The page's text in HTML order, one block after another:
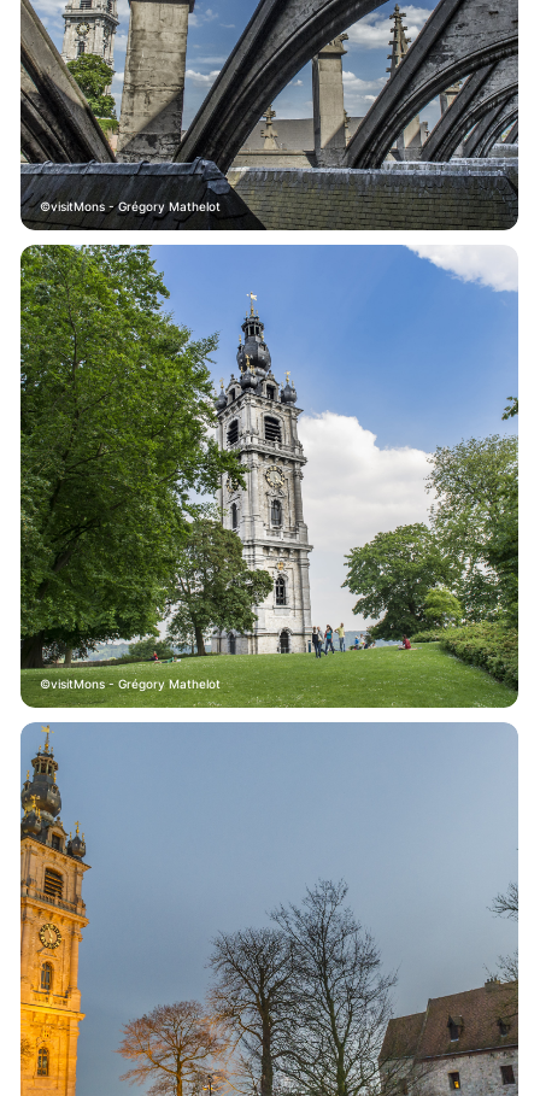
visitMons - Grégory Mathelot
visitMons - Grégory Mathelot